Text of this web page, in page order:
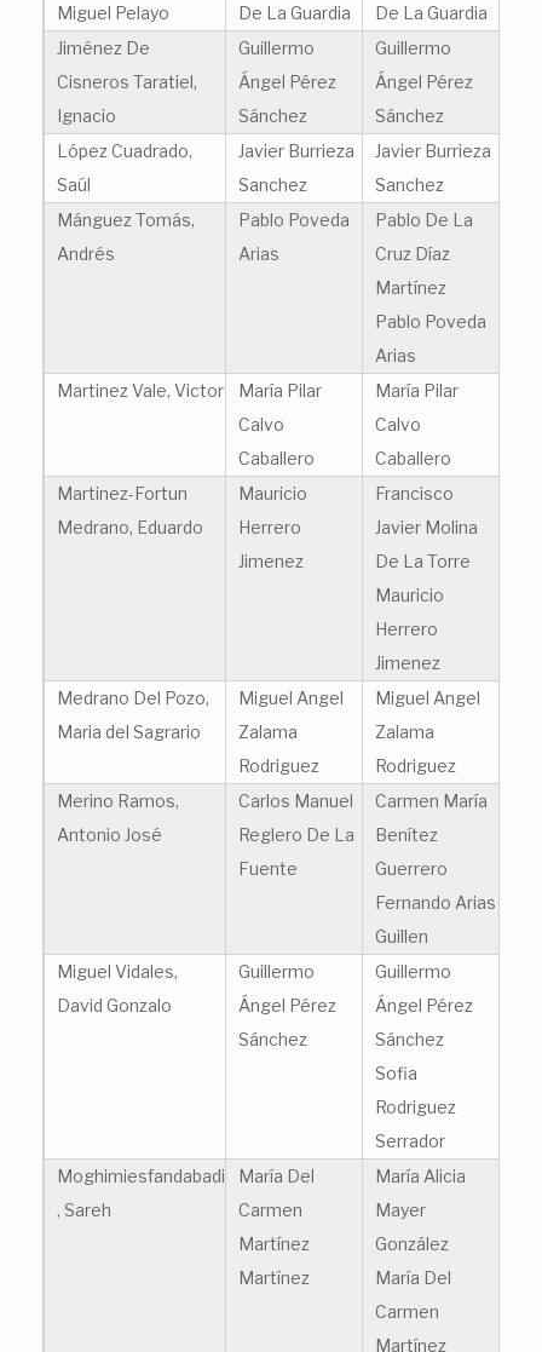
Miguel Pelayo
De La Guardia
De La Guardia
Jiménez De
Cisneros Taratiel,
Ignacio
Guillermo
Ángel Pérez
Sánchez
Guillermo
Ángel Pérez
Sánchez
López Cuadrado,
Saúl
Javier Burrieza
Sanchez
Javier Burrieza
Sanchez
Mánguez Tomás,
Andrés
Pablo Poveda
Arias
Pablo De La
Cruz Díaz
Martínez
Pablo Poveda
Arias
Martinez Vale, Victor
María Pilar
Calvo
Caballero
María Pilar
Calvo
Caballero
Martinez-Fortun
Medrano, Eduardo
Mauricio
Herrero
Jimenez
Francisco
Javier Molina
De La Torre
Mauricio
Herrero
Jimenez
Medrano Del Pozo,
Maria del Sagrario
Miguel Angel
Zalama
Rodriguez
Miguel Angel
Zalama
Rodriguez
Merino Ramos,
Antonio José
Carlos Manuel
Reglero De La
Fuente
Carmen María
Benítez
Guerrero
Fernando Arias
Guillen
Miguel Vidales,
David Gonzalo
Guillermo
Ángel Pérez
Sánchez
Guillermo
Ángel Pérez
Sánchez
Sofia
Rodriguez
Serrador
Moghimiesfandabadi
, Sareh
María Del
Carmen
Martínez
Martínez
María Alicia
Mayer
González
María Del
Carmen
Martínez